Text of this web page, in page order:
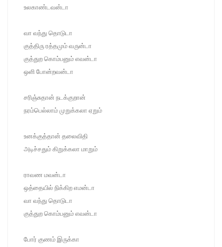
உலகாண்டவன்டா
வா வந்து தொடுடா
குத்திரு ரத்தமும் வருன்டா
குத்துற கொம்பனும் எவன்டா
ஒளி போன்றவன்டா
சரிஞ்சுதான் நடக்குறான்
நரம்பெல்லாம் முறுக்கலா ஏறும்
உனக்குத்தான் தலைவிதி
அடிச்சதும் கிறுக்கலா மாறும்
ராவண மவன்டா
ஒத்தையில் நிக்கிற எமன்டா
வா வந்து தொடுடா
குத்துற கொம்பனும் எவன்டா
போர் குணம் இருக்கா